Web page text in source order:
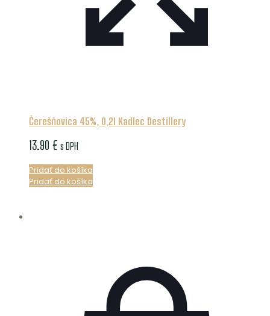
Čerešňovica 45%, 0,2l Kadlec Destillery
13.90 € s DPH
Pridať do košíka
Pridať do košíka